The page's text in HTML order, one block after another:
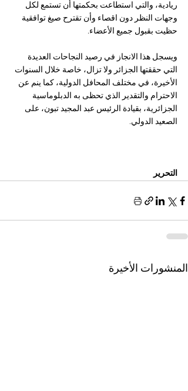
ريادية، والتي استطاعت بحكمتها أن تستمع لكل
وجهات النظر دون اقصاء وأن تقترح صيغ توافقية
حظيت بقبول جميع الأعضاء.
ويسجل هذا الانجاز في رصيد النجاحات العديدة
التي حققتها الجزائر ولا تزال، خاصة خلال السنوات
الأخيرة، في مختلف المحافل الدولية، كما ينم عن
الاحترام والتقدير الذي تحظى به الدبلوماسية
الجزائرية، بقيادة الرئيس عبد المجيد تبون، على
الصعيد الدولي.
التحرير
المنشورات الأخيرة